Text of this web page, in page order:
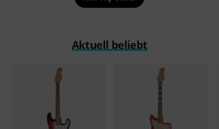
Aktuell beliebt